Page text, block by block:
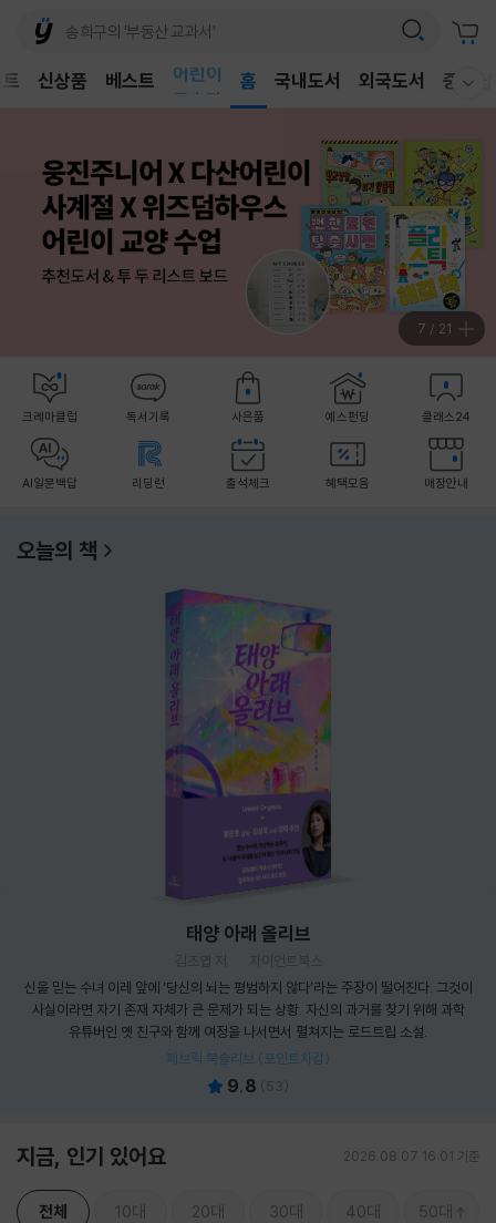
신상품 베스트
독후감
홈 국내도서 외국도서 중고샵
8 / 21
크레마클럽 독서기록 사은품 예스펀딩 클래스24
AI일문백답 리딩런 출석체크 혜택모음 매장안내
오늘의 책
태양 아래 올리브
김초엽 저
자이언트북스
신을 믿는 수녀 이레 앞에 ‘당신의 뇌는 평범하지 않다’라는 주장이 떨어진다. 그것이
사실이라면 자기 존재 자체가 큰 문제가 되는 상황. 자신의 과거를 찾기 위해 과학
유튜버인 옛 친구와 함께 여정을 나서면서 펼쳐지는 로드트립 소설.
패브릭 북슬리브 (포인트차감)
9.8 (53)
지금, 인기 있어요 2026.08.07 16:01 기준
전체 10대 20대 30대 40대 50대